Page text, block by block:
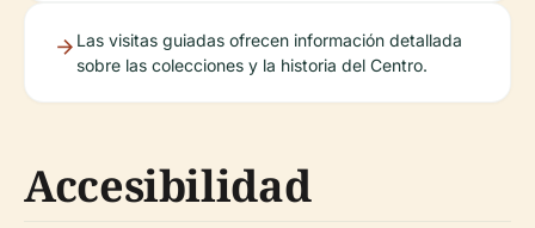
Las visitas guiadas ofrecen información detallada
sobre las colecciones y la historia del Centro.
Accesibilidad